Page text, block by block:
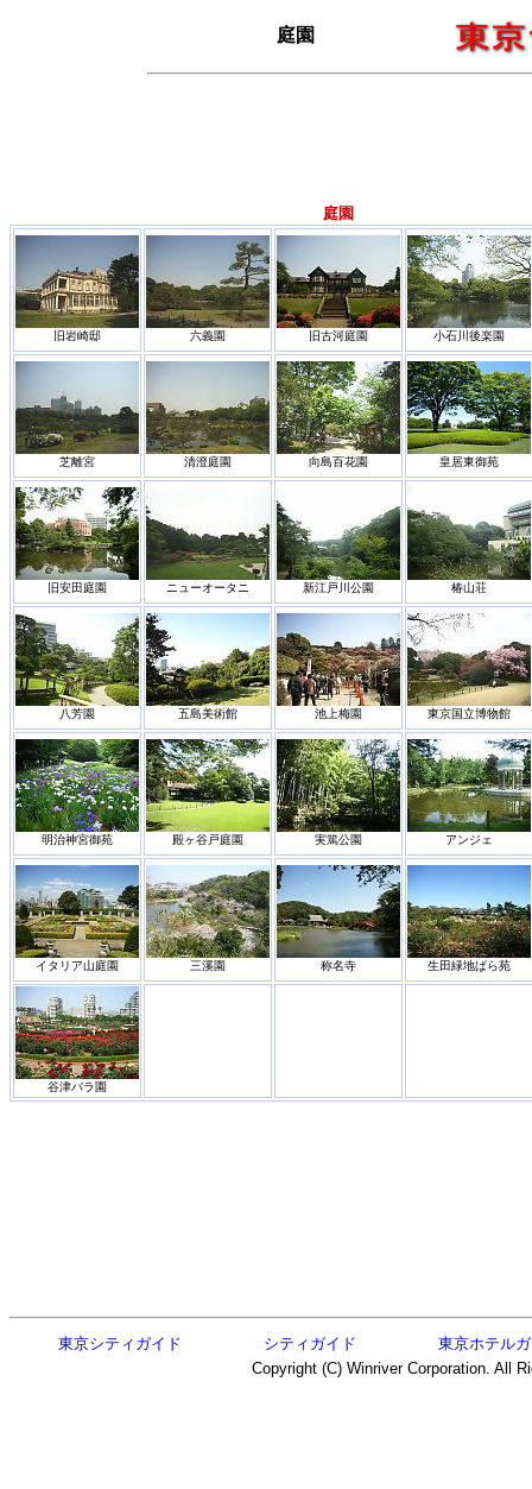
庭園
庭園
旧岩崎邸 六義園 旧古河庭園 小石川後楽園
芝離宮 清澄庭園 向島百花園 皇居東御苑
旧安田庭園 ニューオータニ 新江戸川公園 椿山荘
八芳園 五島美術館 池上梅園 東京国立博物館
明治神宮御苑 殿ヶ谷戸庭園 実篤公園 アンジェ
イタリア山庭園 三溪園 称名寺 生田緑地ばら苑
谷津バラ園
東京シティガイド シティガイド
東京ホテル
Copyright (C) Winriver Corporation. All